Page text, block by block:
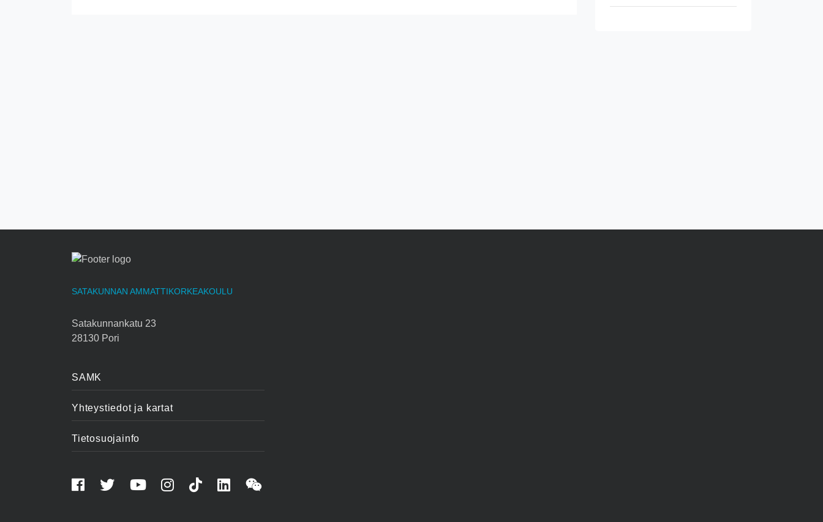
SATAKUNNAN AMMATTIKORKEAKOULU
Satakunnankatu 23
28130 Pori
SAMK
Yhteystiedot ja kartat
Tietosuojainfo